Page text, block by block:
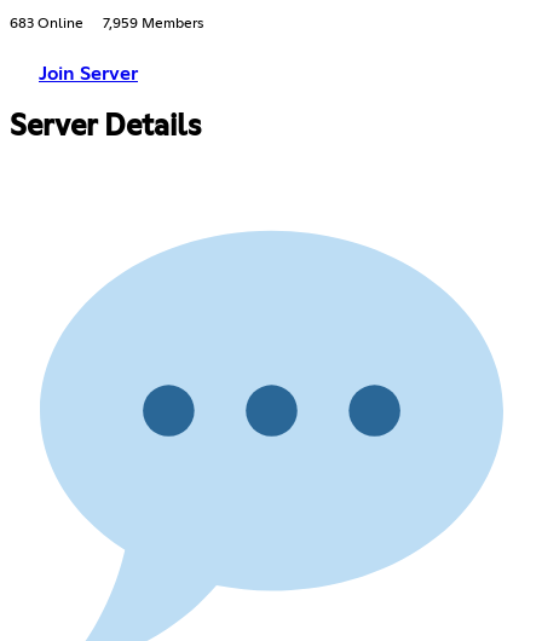
683 Online 7,959 Members
Join Server
Server Details